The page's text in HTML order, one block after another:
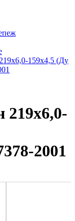
159х4,5 (Ду
219х6,0-
2001